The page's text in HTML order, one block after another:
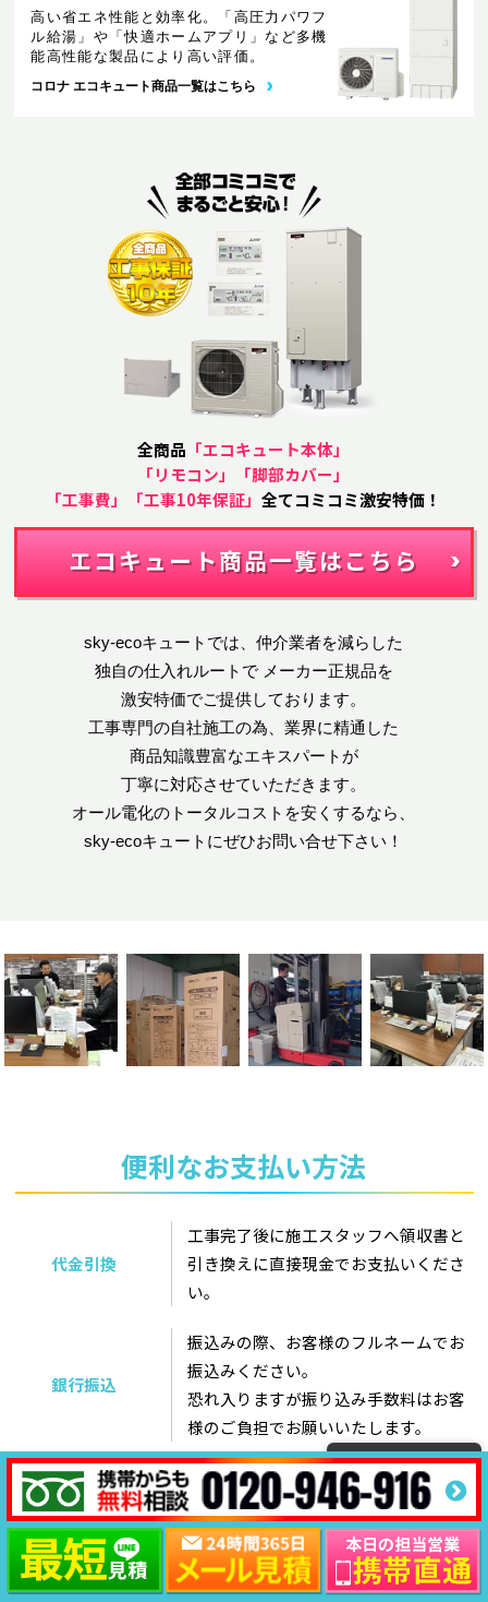
高い省エネ性能と効率化。「高圧力パワフ
ル給湯」や「快適ホームアプリ」など多機
能高性能な製品により高い評価。
コロナ エコキュート商品一覧はこちら
全商品 「エコキュート本体」
「リモコン」「脚部カバー」
「工事費」「工事10年保証」全てコミコミ激安特価！
エコキュート商品一覧はこちら
sky-ecoキュートでは、仲介業者を減らした
独自の仕入れルートでメーカー正規品を
激安特価でご提供しております。
工事専門の自社施工の為、業界に精通した
商品知識豊富なエキスパートが
丁寧に対応させていただきます。
オール電化のトータルコストを安くするなら、
sky-ecoキュートにぜひお問い合せ下さい！
便利なお支払い方法
代金引換
工事完了後に施工スタッフへ領収書と
引き換えに直接現金でお支払いくださ
い。
銀行振込
振込みの際、お客様のフルネームでお
振込みください。
恐れ入りますが振り込み手数料はお客
様のご負担でお願いいたします。
クレジットカード
ローン 180回まで